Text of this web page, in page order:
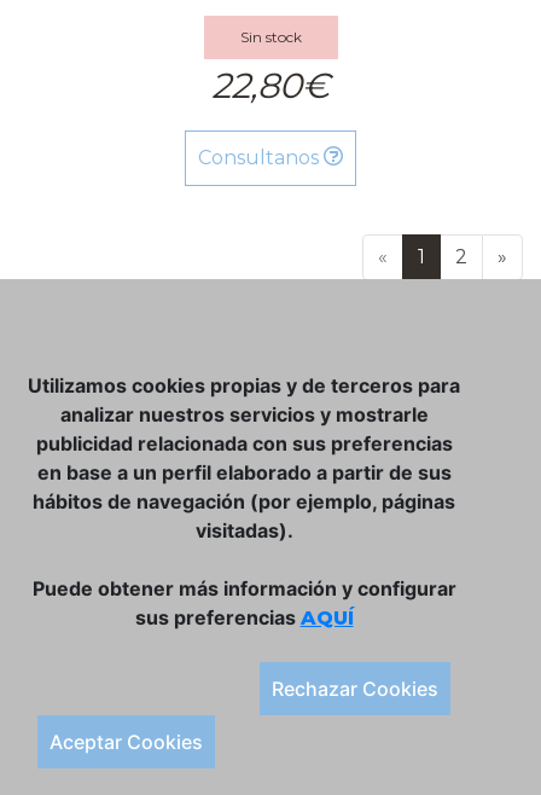
Sin stock
22,80€
Consultanos
« 1 2 »
CLUB VINATER
CONTACTO
TIENDA ONLINE:
Plaça de la Llibertat, 22, 07760 Ciutadella
Tlf. 971 93 78 75
Utilizamos cookies propias y de terceros para
analizar nuestros servicios y mostrarle
publicidad relacionada con sus preferencias
en base a un perfil elaborado a partir de sus
hábitos de navegación (por ejemplo, páginas
visitadas).
Puede obtener más información y configurar
sus preferencias AQUÍ
Rechazar Cookies
Aceptar Cookies